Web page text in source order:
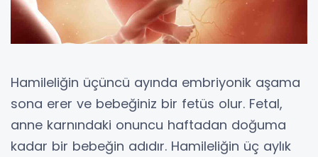
Hamileliğin üçüncü ayında embriyonik aşama
sona erer ve bebeğiniz bir fetüs olur. Fetal,
anne karnındaki onuncu haftadan doğuma
kadar bir bebeğin adıdır. Hamileliğin üç aylık